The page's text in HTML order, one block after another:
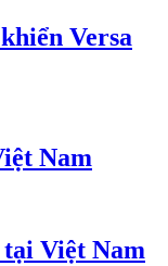
Versa
Nam
Việt Nam